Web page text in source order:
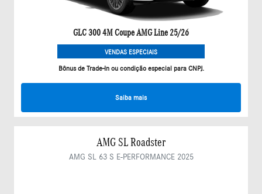
GLC 300 4M Coupe AMG Line 25/26
VENDAS ESPECIAIS
Bônus de Trade-In ou condição especial para CNPJ.
Saiba mais
AMG SL Roadster
AMG SL 63 S E-PERFORMANCE 2025